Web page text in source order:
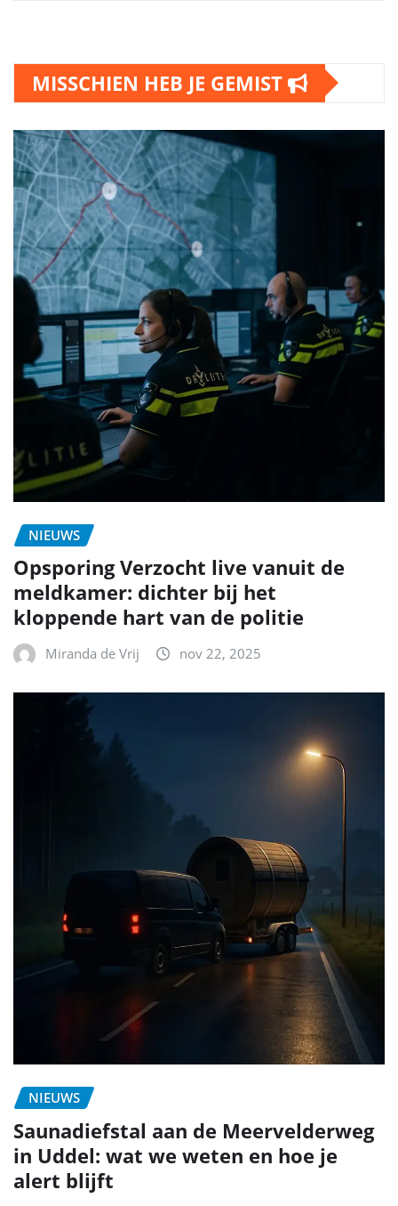
MISSCHIEN HEB JE GEMIST
NIEUWS
Opsporing Verzocht live vanuit de
meldkamer: dichter bij het
kloppende hart van de politie
Miranda de Vrij nov 22, 2025
NIEUWS
Saunadiefstal aan de Meervelderweg
in Uddel: wat we weten en hoe je
alert blijft